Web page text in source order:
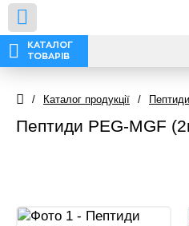
КАТАЛОГ
ТОВАРІВ
/ Каталог продукції / Пептиди
Пептиди PEG-MGF